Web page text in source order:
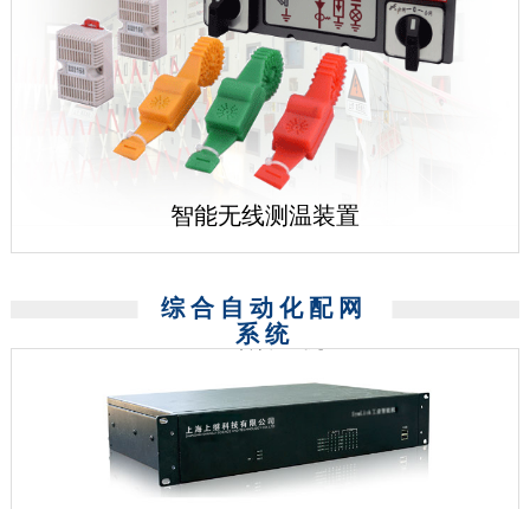
智能无线测温装置
综合自动化配网
系统
通讯管理机